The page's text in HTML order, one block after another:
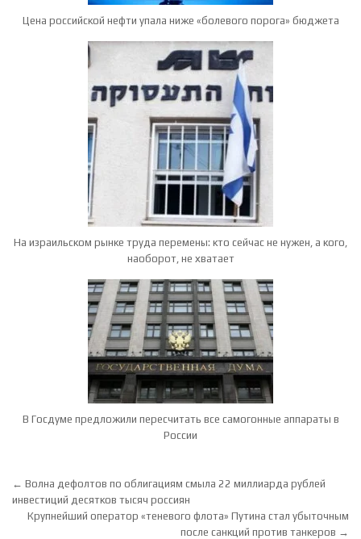
Цена российской нефти упала ниже «болевого порога» бюджета
На израильском рынке труда перемены: кто сейчас не нужен, а кого,
наоборот, не хватает
В Госдуме предложили пересчитать все самогонные аппараты в
России
Навигация по записям
← Волна дефолтов по облигациям смыла 22 миллиарда рублей
инвестиций десятков тысяч россиян
Крупнейший оператор «теневого флота» Путина стал убыточным
после санкций против танкеров →